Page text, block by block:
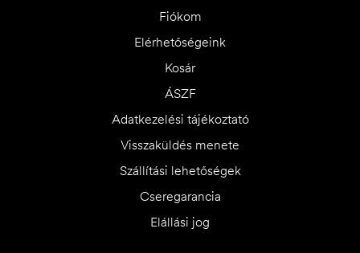
Fiókom
Elérhetőségeink
Kosár
ÁSZF
Adatkezelési tájékoztató
Visszaküldés menete
Szállítási lehetőségek
Cseregarancia
Elállási jog